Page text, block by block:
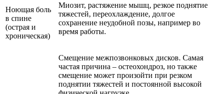
Ноющая боль
в спине
(острая и
хроническая)
Миозит, растяжение мышц, резкое поднятие
тяжестей, переохлаждение, долгое
сохранение неудобной позы, например во
время работы.
Смещение межпозвонковых дисков. Самая
частая причина – остеохондроз, но также
смещение может произойти при резком
поднятии тяжестей и постоянной высокой